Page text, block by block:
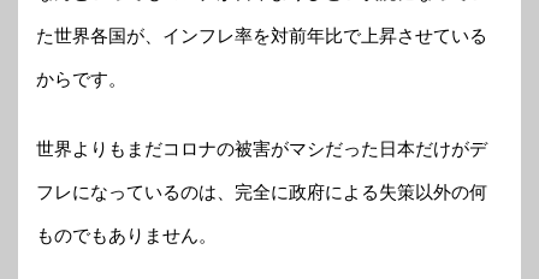
た世界各国が、インフレ率を対前年比で上昇させている
からです。
世界よりもまだコロナの被害がマシだった日本だけがデ
フレになっているのは、完全に政府による失策以外の何
ものでもありません。